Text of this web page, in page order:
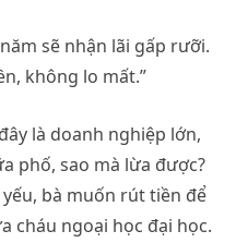
sẽ nhận lãi gấp rưỡi.
không lo mất.”
là doanh nghiệp lớn,
phố, sao mà lừa được?
bà muốn rút tiền để
cháu ngoại học đại học.